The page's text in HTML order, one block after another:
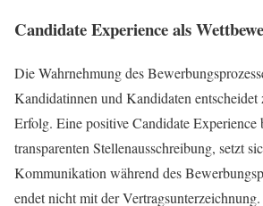
Candidate Experience als
Die Wahrnehmung des
Kandidatinnen und Kandidaten entscheidet
Erfolg. Eine positive Candidate Experience
transparenten Stellenausschreibung, setzt
Kommunikation während des
endet nicht mit der